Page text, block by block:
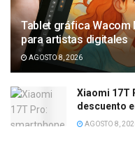
Tablet gráfica Wacom
para artistas digitales
AGOSTO 8, 2026
Xiaomi 17T
descuento
AGOSTO 8,